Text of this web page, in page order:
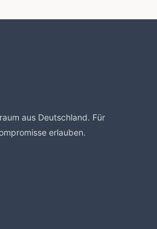
aus Deutschland. Für
erlauben.